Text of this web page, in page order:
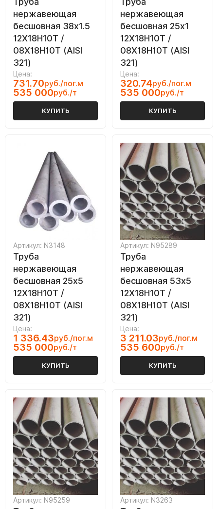
нержавеющая
бесшовная 38х1.5
12Х18Н10Т /
08Х18Н10Т (AISI
321)
Цена:
731.70руб./пог.м
535 000руб./т
КУПИТЬ
нержавеющая
бесшовная 25х1
12Х18Н10Т /
08Х18Н10Т (AISI
321)
Цена:
320.74руб./пог.м
535 000руб./т
КУПИТЬ
Артикул: N3148
Труба
нержавеющая
бесшовная 25х5
12Х18Н10Т /
08Х18Н10Т (AISI
321)
Цена:
1 336.43руб./пог.м
535 000руб./т
КУПИТЬ
Артикул: N95289
Труба
нержавеющая
бесшовная 53х5
12Х18Н10Т /
08Х18Н10Т (AISI
321)
Цена:
3 211.03руб./пог.м
535 600руб./т
КУПИТЬ
Артикул: N95259 Артикул: N3263